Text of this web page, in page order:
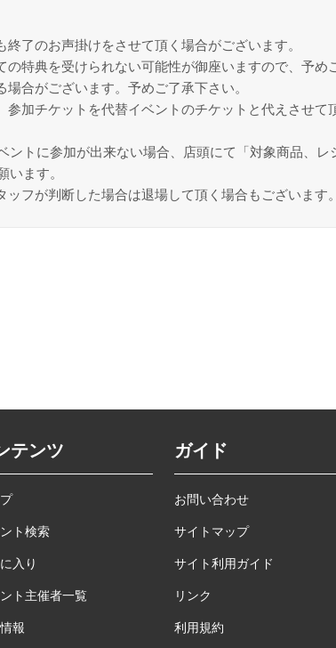
了のお声掛けをさせて頂く場合がございます。
特典を受けられない可能性が御座いますので、予め
合がございます。予めご了承下さい。
加チケットを代替イベントのチケットと代えさせて
トに参加が出来ない場合、店頭にて「対象商品、レ
ます。
フが判断した場合は退場して頂く場合もございます
テンツ
ト検索
入り
ト主催者一覧
報
ガイド
お問い合わせ
サイトマップ
サイト利用ガイド
リンク
利用規約